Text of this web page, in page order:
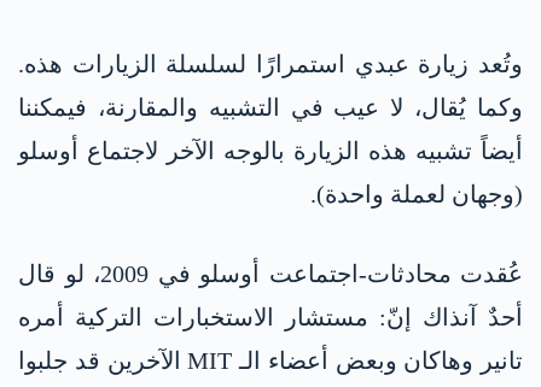
وتُعد زيارة عبدي استمرارًا لسلسلة الزيارات هذه.
وكما يُقال، لا عيب في التشبيه والمقارنة، فيمكننا
أيضاً تشبيه هذه الزيارة بالوجه الآخر لاجتماع أوسلو
(وجهان لعملة واحدة).
عُقدت محادثات-اجتماعت أوسلو في 2009، لو قال
أحدٌ آنذاك إنّ: مستشار الاستخبارات التركية أمره
تانير وهاكان وبعض أعضاء الـ MIT الآخرين قد جلبوا